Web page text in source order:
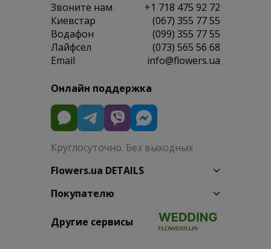
Звоните нам
+1 718 475 92 72
Киевстар
(067) 355 77 55
Водафон
(099) 355 77 55
Лайфсел
(073) 565 56 68
Email
info@flowers.ua
Онлайн поддержка
Круглосуточно. Без выходных
Flowers.ua DETAILS
Покупателю
Другие сервисы